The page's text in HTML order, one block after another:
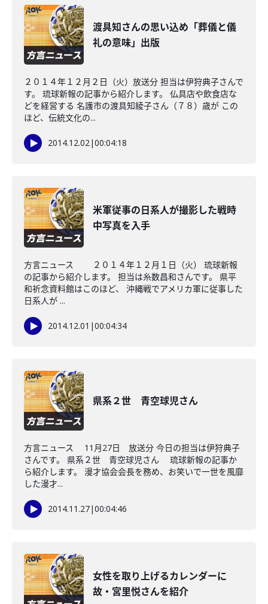
渡具知さんの思い込め「葬儀と儀
礼の意味」出版
２０１４年１２月２日（火）放送分 担当は伊狩典子さんで
す。 琉球新報の記事から紹介します。 仏具店や飲食店な
どを経営する 名護市の渡具知綾子さん（７８）歳が この
ほど、伝統文化の...
2014.12.02|00:04:18
米軍従事の日系人が撮影した戦時
中写真を入手
方言ニュース ２０１４年１２月１日（火） 琉球新報
の記事から紹介します。 担当は糸数昌和さんです。 県平
和祈念資料館はこのほど、 沖縄戦でアメリカ軍に従事した
日系人が ...
2014.12.01 |00:04:34
県系２世 青空球児さん
方言ニュース 11月27日 放送分 今日の担当は伊狩典子
さんです。 県系２世 青空球児さん 琉球新報の記事か
ら紹介します。 漫才協会会長を務め、お笑いで一世を風靡
した漫才...
2014.11.27|00:04:46
女性を取り上げるカレンダーに
故・宮里悦さんを紹介